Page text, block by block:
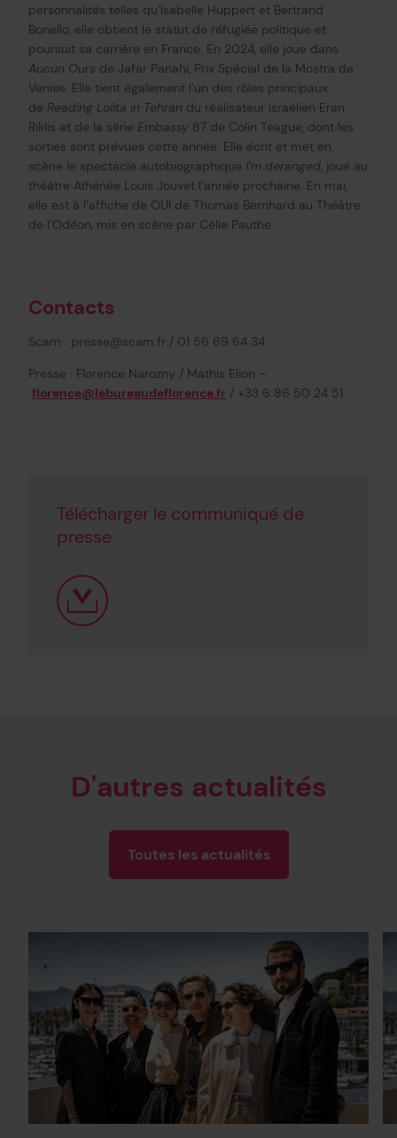
personnalités telles qu’Isabelle Huppert et Bertrand
Bonello, elle obtient le statut de réfugiée politique et
poursuit sa carrière en France. En 2024, elle joue dans
Aucun Ours de Jafar Panahi, Prix Spécial de la Mostra de
Venise. Elle tient également l’un des rôles principaux
de Reading Lolita in Tehran du réalisateur israélien Eran
Riklis et de la série Embassy 87 de Colin Teague, dont les
sorties sont prévues cette année. Elle écrit et met en
scène le spectacle autobiographique I’m deranged, joué au
théâtre Athénée Louis Jouvet l’année prochaine. En mai,
elle est à l’affiche de OUI de Thomas Bernhard au Théâtre
de l’Odéon, mis en scène par Célie Pauthe.
Contacts
Scam : presse@scam.fr / 01 56 69 64 34
Presse : Florence Narozny / Mathis Elion –
florence@lebureaudeflorence.fr / +33 6 86 50 24 51
Télécharger le communiqué de
presse
D'autres actualités
Toutes les actualités